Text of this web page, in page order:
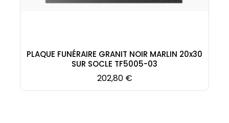
PLAQUE FUNÉRAIRE GRANIT NOIR MARLIN 20x30
SUR SOCLE TF5005-03
Prix
202,80 €